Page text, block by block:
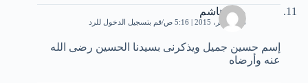
ماهرهاشم
26 نوفمبر، 2015 | 5:16 ص قم بتسجيل الدخول للرد
إسم حسين جميل ويذكرنى بسيدنا الحسين رضى الله
عنه وأرضاه